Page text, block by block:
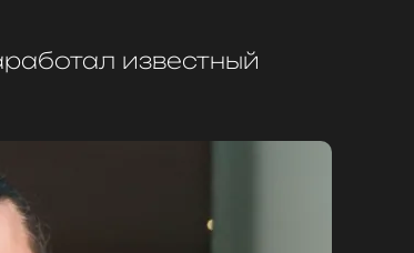
известный